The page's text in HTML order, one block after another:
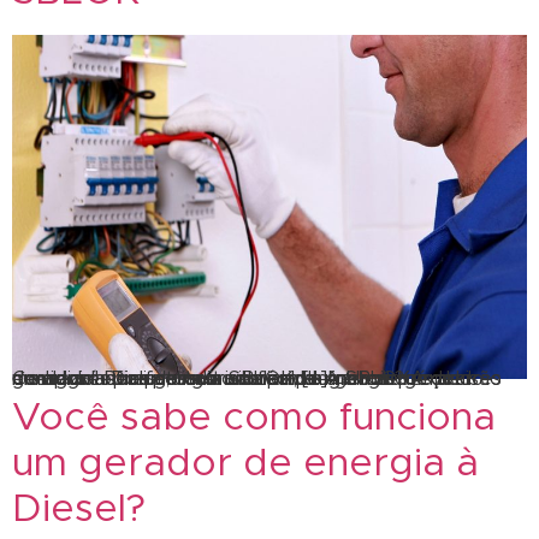
Comprar ou alugar geradores de energia? A decisão de alugar ou efetuar a compra de geradores de energia é sempre muito delicada. A SBLOK é conhecida por possuir uma ampla linha de geradores movidos a Diesel, tudo isso com o melhor preço do mercado! Por isso com SBLOK, alugar ou comprar geradores fica muito mais fácil […]
Você sabe como funciona
um gerador de energia à
Diesel?